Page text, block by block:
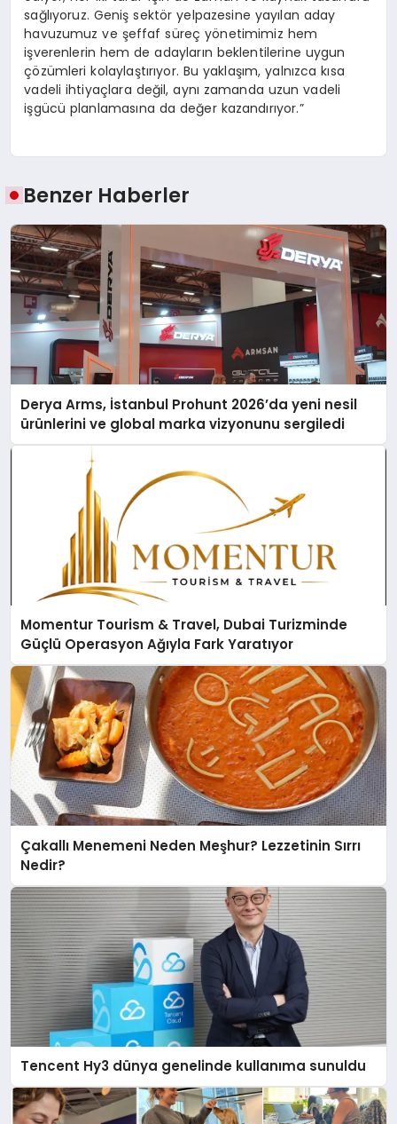
sağlıyoruz. Geniş sektör yelpazesine yayılan aday
havuzumuz ve şeffaf süreç yönetimimiz hem
işverenlerin hem de adayların beklentilerine uygun
çözümleri kolaylaştırıyor. Bu yaklaşım, yalnızca kısa
vadeli ihtiyaçlara değil, aynı zamanda uzun vadeli
işgücü planlamasına da değer kazandırıyor.”
Benzer Haberler
Derya Arms, İstanbul Prohunt 2026’da yeni nesil
ürünlerini ve global marka vizyonunu sergiledi
Momentur Tourism & Travel, Dubai Turizminde
Güçlü Operasyon Ağıyla Fark Yaratıyor
Çakallı Menemeni Neden Meşhur? Lezzetinin Sırrı
Nedir?
Tencent Hy3 dünya genelinde kullanıma sunuldu